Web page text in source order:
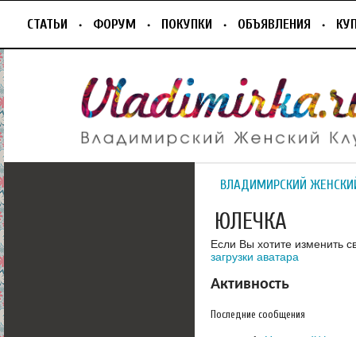
СТАТЬИ ФОРУМ ПОКУПКИ ОБЪЯВЛЕНИЯ
ВЛАДИМИРСКИЙ
ЮЛЕЧКА
Если Вы хотите изменить
загрузки аватара
Активность
Последние сообщения